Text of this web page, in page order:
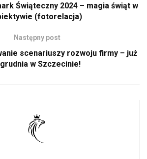
Świąteczny 2024 – magia świąt w
(fotorelacja)
Następny post
scenariuszy rozwoju firmy – już
w Szczecinie!